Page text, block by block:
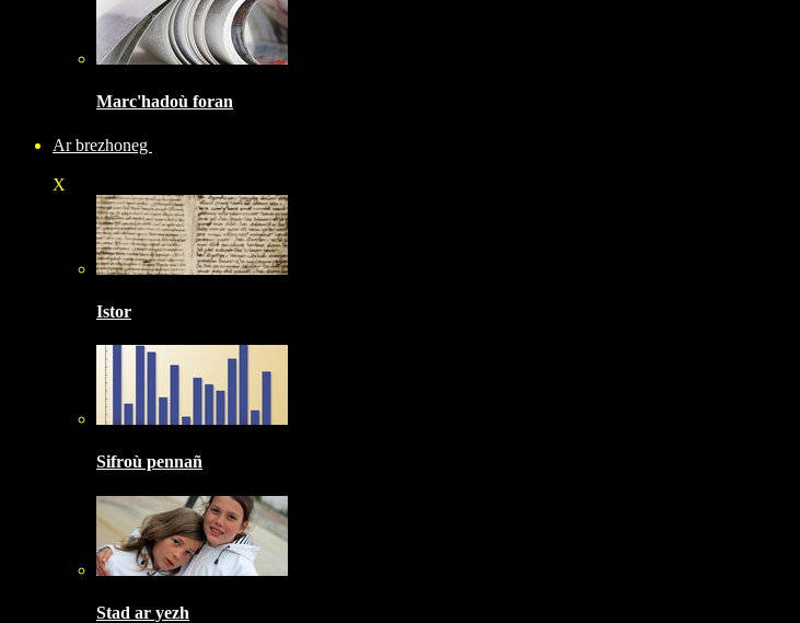
Marc'hadoù foran
Ar brezhoneg
X
Istor
Sifroù pennañ
Stad ar yezh